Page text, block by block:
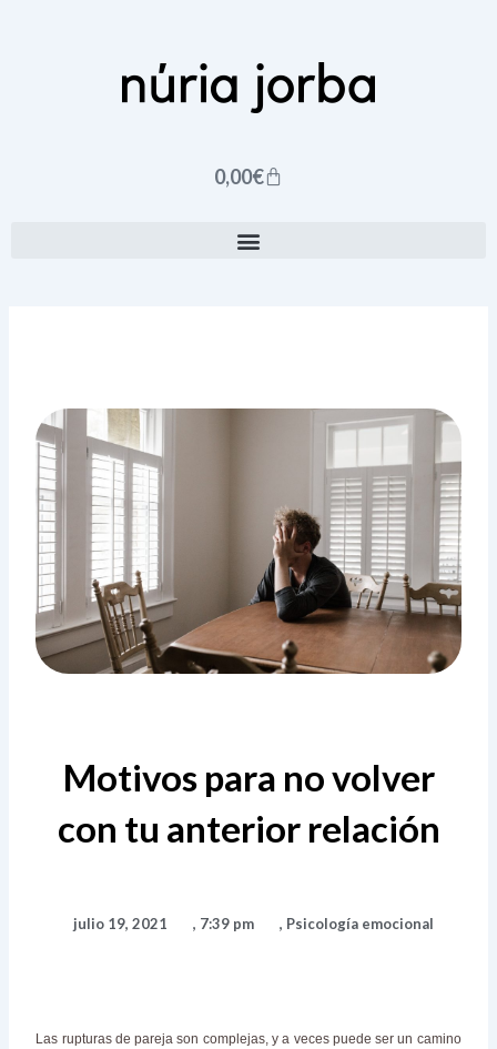
0,00€
Motivos para no volver
con tu anterior relación
julio 19, 2021 , 7:39 pm , Psicología emocional
Las rupturas de pareja son complejas, y a veces puede ser un camino